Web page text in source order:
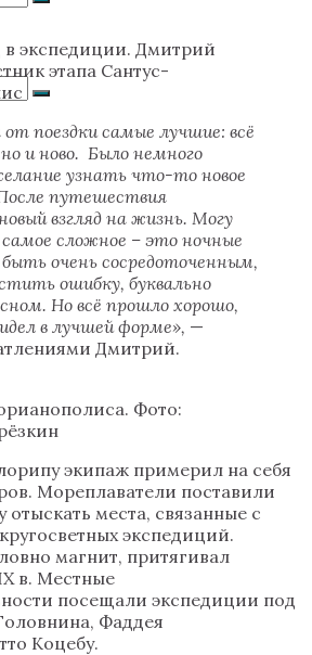
в экспедиции. Дмитрий
этапа Сантус-
поездки самые лучшие: всё
и ново. Было немного
узнать что-то новое
путешествия
взгляд на жизнь. Могу
сложное – это ночные
очень сосредоточенным,
ошибку, буквально
Но всё прошло хорошо,
в лучшей форме», —
Дмитрий.
Фото:
экипаж примерил на себя
Мореплаватели поставили
отыскать места, связанные с
экспедиций.
магнит, притягивал
в. Местные
посещали экспедиции под
Фаддея
Коцебу.